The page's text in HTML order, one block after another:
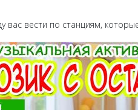
вести по станциям,